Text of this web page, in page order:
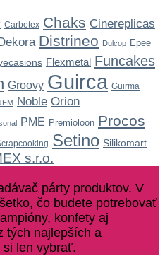
Carbotex Chaks Cinereplicas
Distrineo Dulcop Epee
Flexmetal Funcakes
Groovy Guirca Guirma
Noble Orion
PME Premioloon Procos
Setino Silikomart
s.r.o.
párty produktov. V
čo budete potrebovať
konfety aj
tých najlepších a
si len vybrať.